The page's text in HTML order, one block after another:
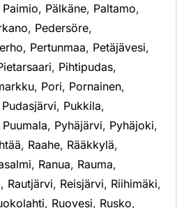
Paimio, Pälkäne, Paltamo,
, Pedersöre,
, Pertunmaa, Petäjävesi,
, Pihtipudas,
, Pori, Pornainen,
Pudasjärvi, Pukkila,
Puumala, Pyhäjärvi, Pyhäjoki,
, Raahe, Rääkkylä,
, Ranua, Rauma,
, Rautjärvi, Reisjärvi, Riihimäki,
, Ruovesi, Rusko,